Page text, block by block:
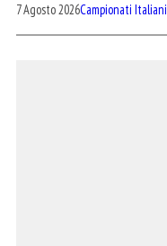
7 Agosto 2026Campionati Italiani